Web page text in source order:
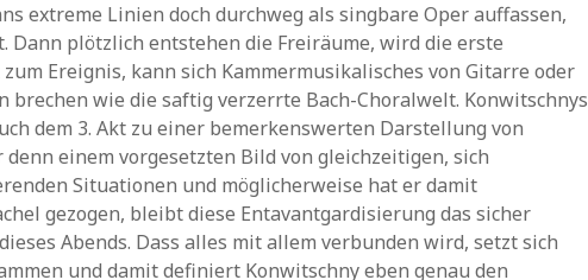
extreme Linien doch durchweg als singbare Oper auffassen,
Dann plötzlich entstehen die Freiräume, wird die erste
Ereignis, kann sich Kammermusikalisches von Gitarre oder
brechen wie die saftig verzerrte Bach-Choralwelt. Konwitschnys
dem 3. Akt zu einer bemerkenswerten Darstellung von
denn einem vorgesetzten Bild von gleichzeitigen, sich
Situationen und möglicherweise hat er damit
gezogen, bleibt diese Entavantgardisierung das sicher
Abends. Dass alles mit allem verbunden wird, setzt sich
und damit definiert Konwitschny eben genau den